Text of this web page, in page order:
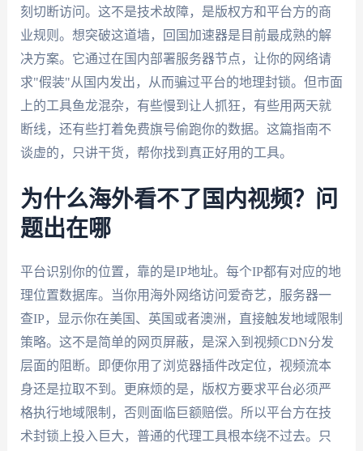
刻切断访问。这不是技术故障，是版权方和平台方的商
业规则。想突破这道墙，回国加速器是目前最成熟的解
决方案。它通过在国内部署服务器节点，让你的网络请
求"假装"从国内发出，从而骗过平台的地理封锁。但市面
上的工具鱼龙混杂，有些慢到让人抓狂，有些用两天就
断线，还有些打着免费旗号偷跑你的数据。这篇指南不
谈虚的，只讲干货，帮你找到真正好用的工具。
为什么海外看不了国内视频？问
题出在哪
平台识别你的位置，靠的是IP地址。每个IP都有对应的地
理位置数据库。当你用海外网络访问爱奇艺，服务器一
查IP，显示你在美国、英国或者澳洲，直接触发地域限制
策略。这不是简单的网页屏蔽，是深入到视频CDN分发
层面的阻断。即便你用了浏览器插件改定位，视频流本
身还是拉取不到。更麻烦的是，版权方要求平台必须严
格执行地域限制，否则面临巨额赔偿。所以平台方在技
术封锁上投入巨大，普通的代理工具根本绕不过去。只